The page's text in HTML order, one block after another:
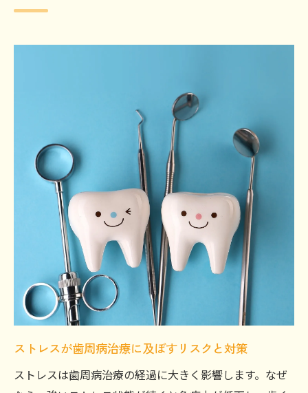
ストレスが歯周病治療に及ぼすリスクと対策
ストレスは歯周病治療の経過に大きく影響します。なぜ